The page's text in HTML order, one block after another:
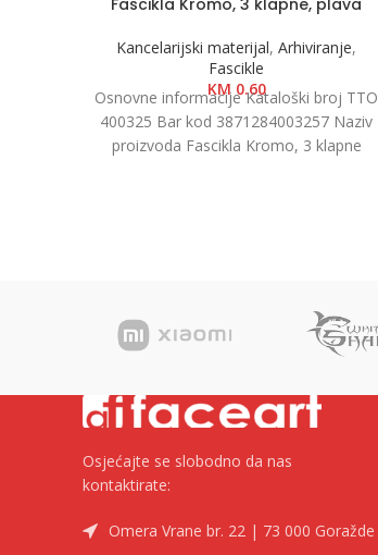
Fascikla Kromo, 3 klapne, plava
Kancelarijski materijal, Arhiviranje,
Fascikle
KM0.60
Osnovne informacije Kataloški broj TTO
400325 Bar kod 3871284003257 Naziv
proizvoda Fascikla Kromo, 3 klapne
Osjećajte se slobodno da nas
kontaktirate:
Omera Vrane br. 22 | 73 000 Goražde